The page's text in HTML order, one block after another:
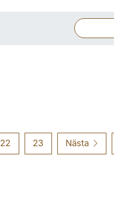
22 23 Nästa